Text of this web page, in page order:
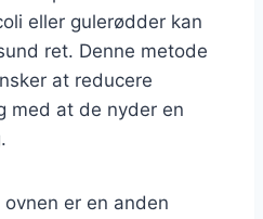
eller gulerødder kan
ret. Denne metode
at reducere
med at de nyder en
er en anden